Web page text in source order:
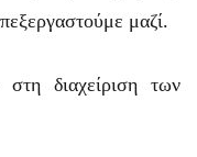
μαζί.
διαχείριση των